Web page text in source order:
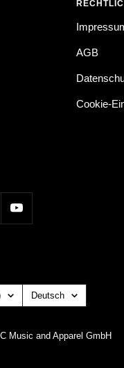
AGB
Cookie-
Sprache
Deutsch
Music and Apparel GmbH